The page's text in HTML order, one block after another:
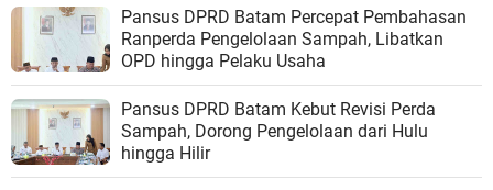
turut
Pansus DPRD Batam Percepat Pembahasan
Ranperda Pengelolaan Sampah, Libatkan
OPD hingga Pelaku Usaha
Pansus DPRD Batam Kebut Revisi Perda
Sampah, Dorong Pengelolaan dari Hulu
hingga Hilir